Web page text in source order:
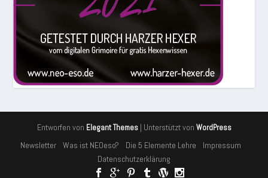
Entworfen von Elegant Themes| Unterstützt von WordPress
Newsletter Was ist NEOeso? Die 5 Elemente Lehre
Impressum
Datenschutzerklärung